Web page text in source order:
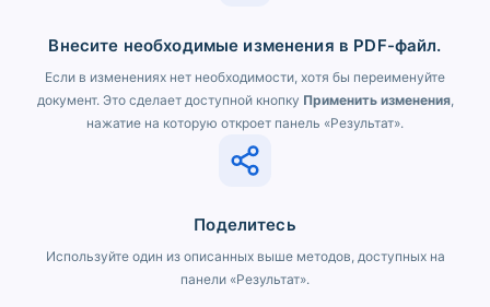
Внесите необходимые изменения в PDF-файл.
Если в изменениях нет необходимости, хотя бы переименуйте
документ. Это сделает доступной кнопку Применить изменения,
нажатие на которую откроет панель «Результат».
Поделитесь
Используйте один из описанных выше методов, доступных на
панели «Результат».